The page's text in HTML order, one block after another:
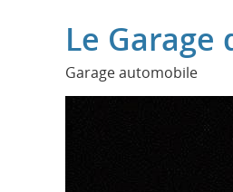
Le
Garage automobile